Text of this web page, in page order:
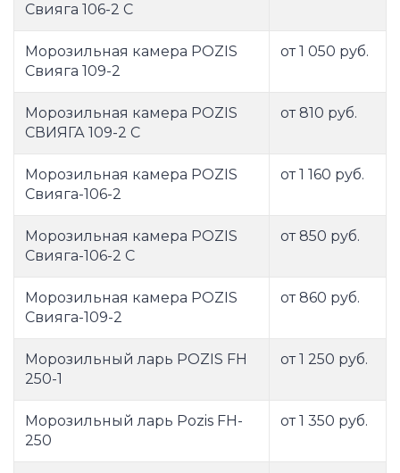
Свияга 106-2 C
Морозильная камера POZIS
Свияга 109-2
от 1 050 руб.
Морозильная камера POZIS
СВИЯГА 109-2 C
от 810 руб.
Морозильная камера POZIS
Свияга-106-2
от 1 160 руб.
Морозильная камера POZIS
Свияга-106-2 C
от 850 руб.
Морозильная камера POZIS
Свияга-109-2
от 860 руб.
Морозильный ларь POZIS FH
250-1
от 1 250 руб.
Морозильный ларь Pozis FH-
250
от 1 350 руб.